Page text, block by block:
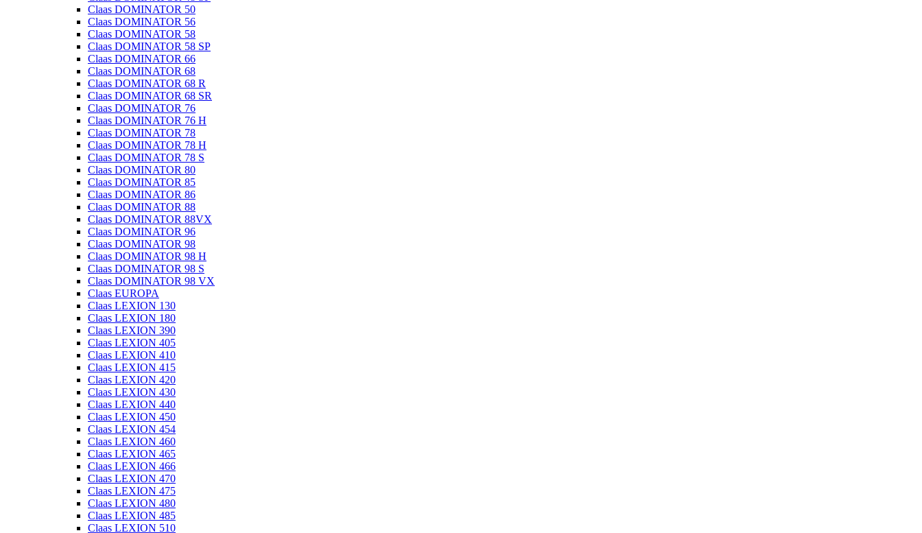
Claas DOMINATOR 50
Claas DOMINATOR 56
Claas DOMINATOR 58
Claas DOMINATOR 58 SP
Claas DOMINATOR 66
Claas DOMINATOR 68
Claas DOMINATOR 68 R
Claas DOMINATOR 68 SR
Claas DOMINATOR 76
Claas DOMINATOR 76 H
Claas DOMINATOR 78
Claas DOMINATOR 78 H
Claas DOMINATOR 78 S
Claas DOMINATOR 80
Claas DOMINATOR 85
Claas DOMINATOR 86
Claas DOMINATOR 88
Claas DOMINATOR 88VX
Claas DOMINATOR 96
Claas DOMINATOR 98
Claas DOMINATOR 98 H
Claas DOMINATOR 98 S
Claas DOMINATOR 98 VX
Claas EUROPA
Claas LEXION 130
Claas LEXION 180
Claas LEXION 390
Claas LEXION 405
Claas LEXION 410
Claas LEXION 415
Claas LEXION 420
Claas LEXION 430
Claas LEXION 440
Claas LEXION 450
Claas LEXION 454
Claas LEXION 460
Claas LEXION 465
Claas LEXION 466
Claas LEXION 470
Claas LEXION 475
Claas LEXION 480
Claas LEXION 485
Claas LEXION 510